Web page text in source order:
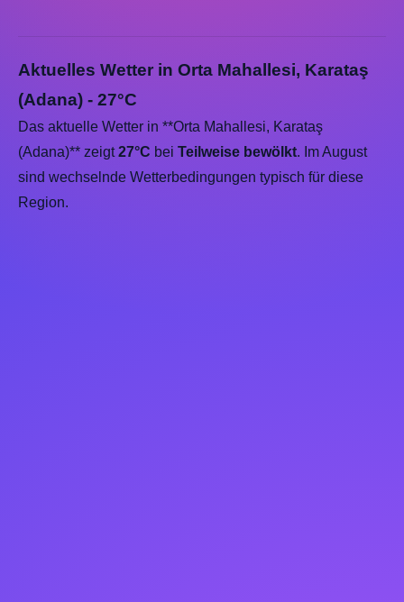
Aktuelles Wetter in Orta Mahallesi, Karataş
(Adana) - 27°C
Das aktuelle Wetter in **Orta Mahallesi, Karataş
(Adana)** zeigt27°C bei Teilweise bewölkt. Im August
sind wechselnde Wetterbedingungen typisch für diese
Region.